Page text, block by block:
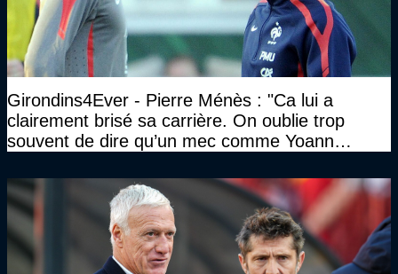
Girondins4Ever - Pierre Ménès : "Ca lui a
clairement brisé sa carrière. On oublie trop
souvent de dire qu’un mec comme Yoann